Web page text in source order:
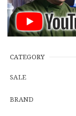
CATEGORY
SALE
BRAND